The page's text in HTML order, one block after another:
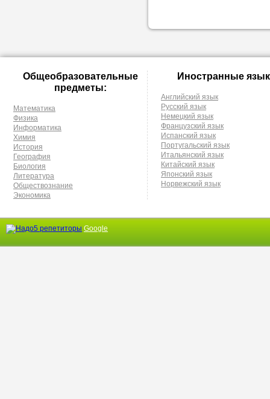
Общеобразовательные
предметы:
Математика
Физика
Информатика
Химия
История
География
Биология
Литература
Обществознание
Экономика
Иностранные
Английский язык
Русский язык
Немецкий язык
Французский язык
Испанский язык
Португальский язык
Итальянский язык
Китайский язык
Японский язык
Норвежский язык
Google